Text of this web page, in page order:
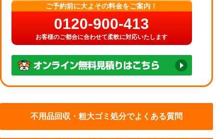
ご予約前に大よその料金をご案内！
0120-900-413
お客様のご都合に合わせて柔軟に対応いたします
不用品回収・粗大ゴミ処分でよくある質問